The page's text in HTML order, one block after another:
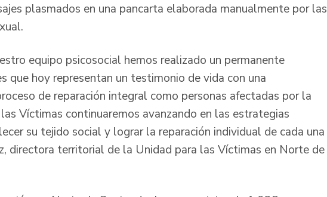
plasmados en una pancarta elaborada manualmente por las
equipo psicosocial hemos realizado un permanente
que hoy representan un testimonio de vida con una
de reparación integral como personas afectadas por la
Víctimas continuaremos avanzando en las estrategias
su tejido social y lograr la reparación individual de cada una
directora territorial de la Unidad para las Víctimas en Norte de